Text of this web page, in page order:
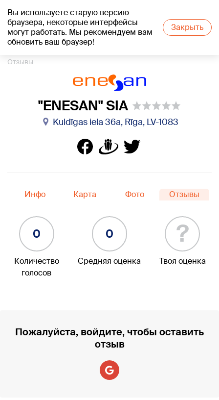
Вы используете старую версию
браузера, некоторые интерфейсы
могут работать. Мы рекомендуем вам
обновить ваш браузер!
Закрыть
+15°C
Отзывы
"ENESAN" SIA
Kuldīgas iela 36a, Rīga, LV-1083
Инфо Карта Фото Отзывы
0
Количество
голосов
0
Средняя оценка
?
Твоя оценка
Пожалуйста, войдите, чтобы оставить
отзыв